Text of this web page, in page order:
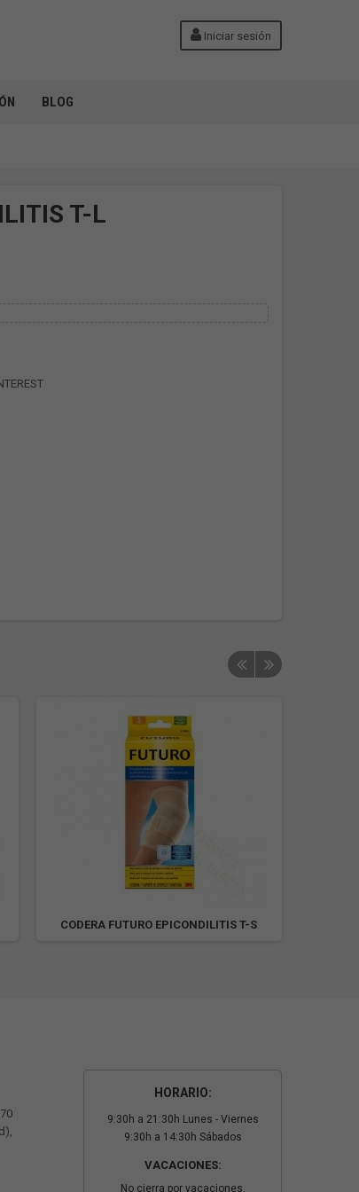
Iniciar sesión
BLOG
T-L
CODERA FUTURO EPICONDILITIS T-S
HORARIO:
9:30h a 21:30h Lunes - Viernes
9:30h a 14:30h Sábados
VACACIONES:
No cierra por vacaciones.